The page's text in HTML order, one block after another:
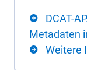
DCAT-
Metadaten
Weitere